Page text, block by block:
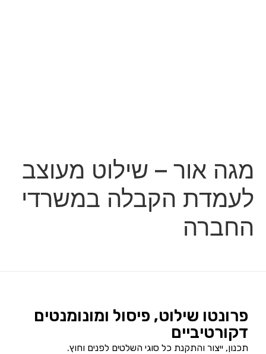
מגה אור – שילוט מעוצב
לעמדת הקבלה במשרדי
החברה
פרונטו שילוט, פיסול ומונומנטים
דקורטיביים
תכנון, ייצור והתקנת כל סוגי השלטים לפנים וחוץ.